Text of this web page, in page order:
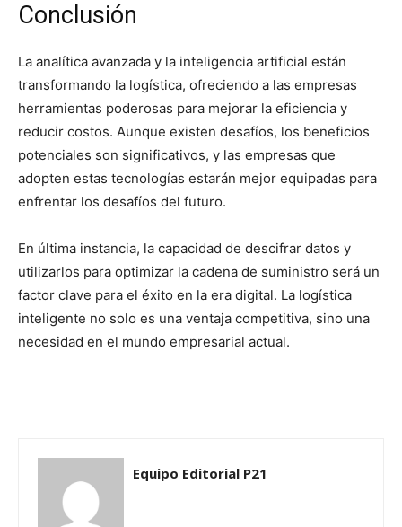
Conclusión
La analítica avanzada y la inteligencia artificial están
transformando la logística, ofreciendo a las empresas
herramientas poderosas para mejorar la eficiencia y
reducir costos. Aunque existen desafíos, los beneficios
potenciales son significativos, y las empresas que
adopten estas tecnologías estarán mejor equipadas para
enfrentar los desafíos del futuro.
En última instancia, la capacidad de descifrar datos y
utilizarlos para optimizar la cadena de suministro será un
factor clave para el éxito en la era digital. La logística
inteligente no solo es una ventaja competitiva, sino una
necesidad en el mundo empresarial actual.
Equipo Editorial P21